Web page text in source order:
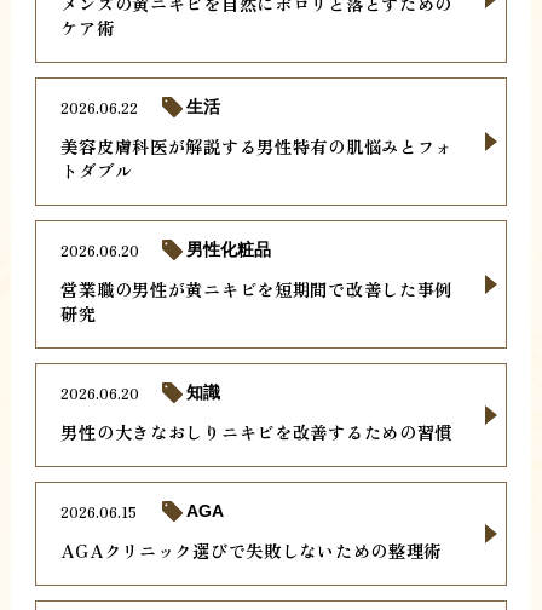
ケア術
美容皮膚科医が解説する男性特有の肌悩みとフォ
トダブル
2026.06.22 生活
営業職の男性が黄ニキビを短期間で改善した事例
研究
2026.06.20 男性化粧品
男性の大きなおしりニキビを改善するための習慣
2026.06.20 知識
AGAクリニック選びで失敗しないための整理術
2026.06.15 AGA